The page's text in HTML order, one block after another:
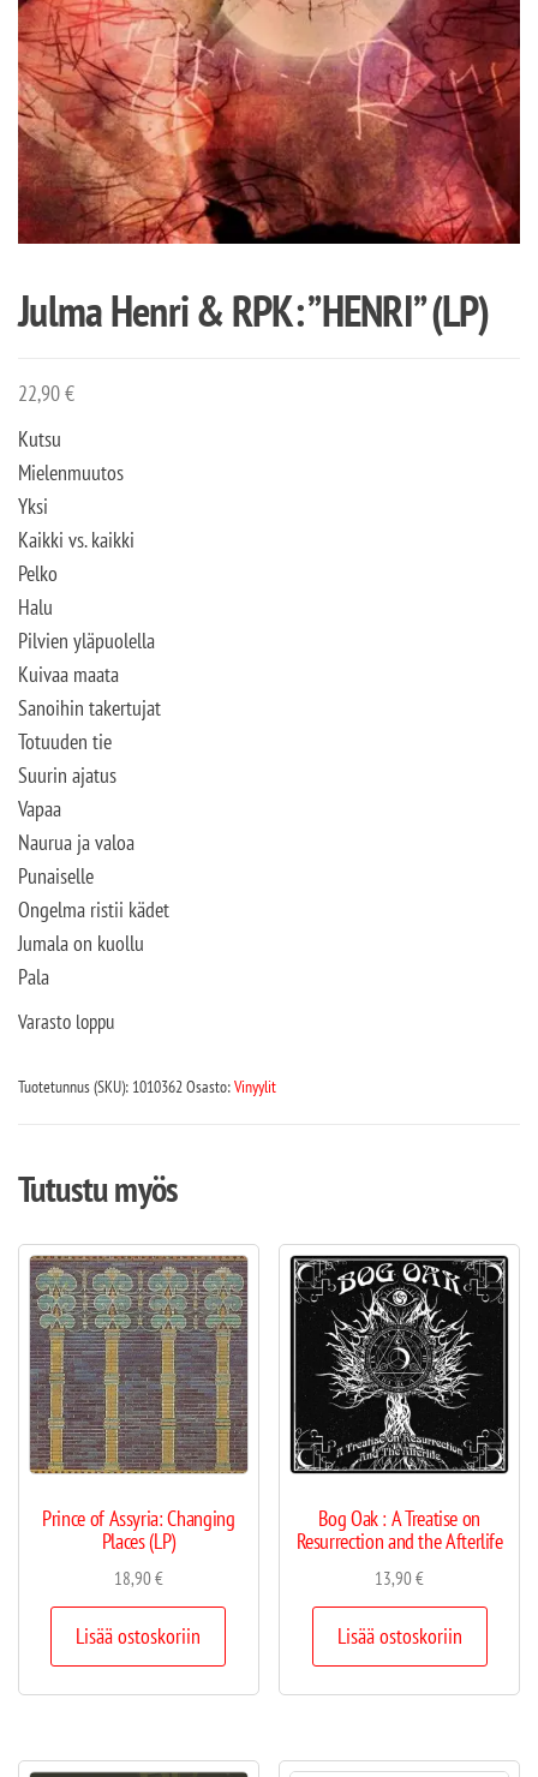
Julma Henri & RPK: ”HENRI” (LP)
22,90€
Kutsu
Mielenmuutos
Yksi
Kaikki vs. kaikki
Pelko
Halu
Pilvien yläpuolella
Kuivaa maata
Sanoihin takertujat
Totuuden tie
Suurin ajatus
Vapaa
Naurua ja valoa
Punaiselle
Ongelma ristii kädet
Jumala on kuollu
Pala
Varasto loppu
Tuotetunnus (SKU): 1010362Osasto:Vinyylit
Tutustu myös
Prince of Assyria: Changing
Places (LP)
18,90€
Lisää ostoskoriin
Bog Oak : A Treatise on
Resurrection and the Afterlife
13,90€
Lisää ostoskoriin